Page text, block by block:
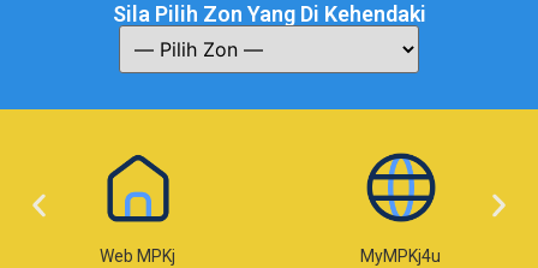
Sila Pilih Zon Yang Di Kehendaki
Web MPKj MyMPKj4u